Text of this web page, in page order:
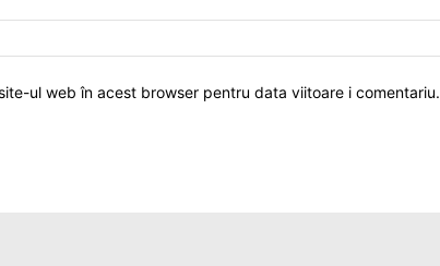
ul web în acest browser pentru data viitoare i comentariu.